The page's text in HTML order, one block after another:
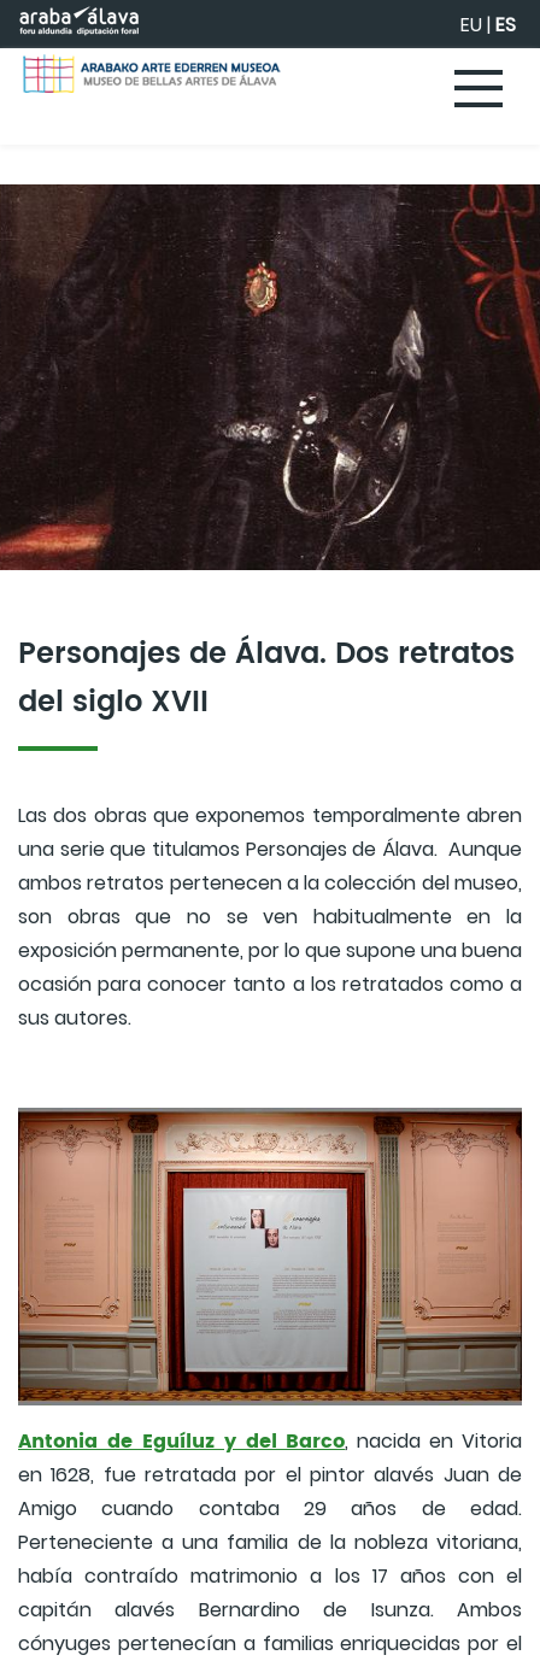
Saltar al contenido principal EU|ES
Personajes de Álava. Dos retratos
del siglo XVII
Las dos obras que exponemos temporalmente abren
una serie que titulamos Personajes de Álava. Aunque
ambos retratos pertenecen a la colección del museo,
son obras que no se ven habitualmente en la
exposición permanente, por lo que supone una buena
ocasión para conocer tanto a los retratados como a
sus autores.
Antonia de Eguíluz y del Barco, nacida en Vitoria
en 1628, fue retratada por el pintor alavés Juan de
Amigo cuando contaba 29 años de edad.
Perteneciente a una familia de la nobleza vitoriana,
había contraído matrimonio a los 17 años con el
capitán alavés Bernardino de Isunza. Ambos
cónyuges pertenecían a familias enriquecidas por el